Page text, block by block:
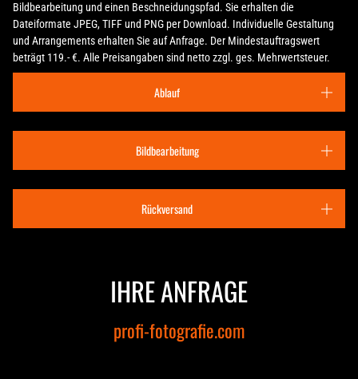
Bildbearbeitung und einen Beschneidungspfad. Sie erhalten die
Dateiformate JPEG, TIFF und PNG per Download. Individuelle Gestaltung
und Arrangements erhalten Sie auf Anfrage. Der Mindestauftragswert
beträgt 119.- €. Alle Preisangaben sind netto zzgl. ges. Mehrwertsteuer.
Ablauf
Bildbearbeitung
Rückversand
IHRE ANFRAGE
profi-fotografie.com